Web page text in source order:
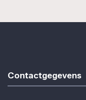
Contactgegevens